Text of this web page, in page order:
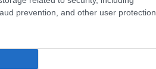
prevention, and other user protection.